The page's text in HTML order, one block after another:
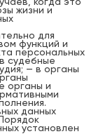
когда это
жизни и
для
функций и
персональных
судебные
— в органы
органы и
данных
установлен